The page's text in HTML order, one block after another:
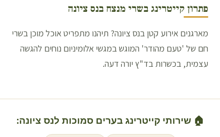
פתרון קייטרינג בשרי מנצח בנס ציונה
מארגנים אירוע קטן בנס ציונה? תיהנו מתפריט אוכל מוכן בשרי
חם של 'טעם מהודר' המוגש במגשי אלומיניום נוחים להגשה
עצמית, בכשרות בד"ץ יורה דעה.
🏠 שירותי קייטרינג בערים סמוכות לנס ציונה: